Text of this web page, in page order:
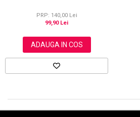
Spate
PRP: 140,00 Lei
99,90 Lei
ADAUGA IN COS